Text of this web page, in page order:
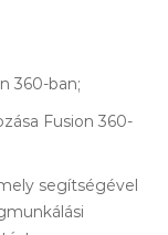
360-ban;
Fusion 360-
segítségével